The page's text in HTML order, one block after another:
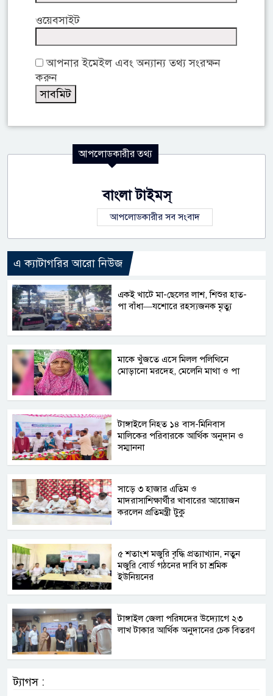
ওয়েবসাইট
আপনার ইমেইল এবং অন্যান্য তথ্য সংরক্ষন
করুন
আপলোডকারীর তথ্য
বাংলা টাইমস্
আপলোডকারীর সব সংবাদ
এ ক্যাটাগরির আরো নিউজ
একই খাটে মা-ছেলের লাশ, শিশুর হাত-
পা বাঁধা—যশোরে রহস্যজনক মৃত্যু
মাকে খুঁজতে এসে মিলল পলিথিনে
মোড়ানো মরদেহ, মেলেনি মাথা ও পা
টাঙ্গাইলে নিহত ১৪ বাস-মিনিবাস
মালিকের পরিবারকে আর্থিক অনুদান ও
সম্মাননা
সাড়ে ৩ হাজার এতিম ও
মাদরাসাশিক্ষার্থীর খাবারের আয়োজন
করলেন প্রতিমন্ত্রী টুকু
৫ শতাংশ মজুরি বৃদ্ধি প্রত্যাখ্যান, নতুন
মজুরি বোর্ড গঠনের দাবি চা শ্রমিক
ইউনিয়নের
টাঙ্গাইল জেলা পরিষদের উদ্যোগে ২৩
লাখ টাকার আর্থিক অনুদানের চেক বিতরণ
ট্যাগস :